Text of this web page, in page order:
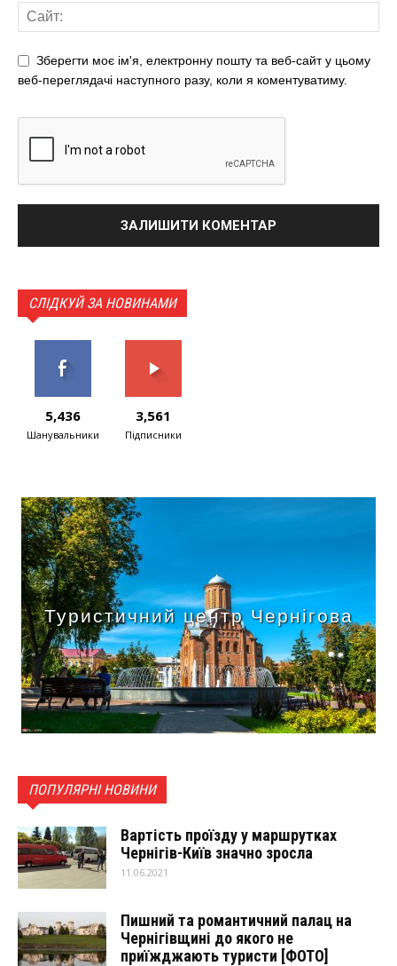
Зберегти моє ім'я, електронну пошту та веб-сайт у цьому
веб-переглядачі наступного разу, коли я коментуватиму.
СЛІДКУЙ ЗА НОВИНАМИ
5,436
Шанувальники
3,561
Підписники
Туристичний центр Чернігова
ПОПУЛЯРНІ НОВИНИ
Вартість проїзду у маршрутках
Чернігів-Київ значно зросла
11.06.2021
Пишний та романтичний палац на
Чернігівщині до якого не
приїжджають туристи [ФОТО]